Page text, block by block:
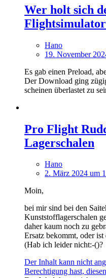
Wer holt sich
Flightsimulator
Hano
19. November
Es gab einen Preload,
Der Download ging
scheinen überlastet zu
Pro Flight
Lagerschalen
Hano
2. März 2024 um
Moin,
bei mir sind bei den
Kunststofflagerschalen
daher kaum noch zu
Ersatz bekommt, oder
(Hab ich leider nicht:-()?
Der Inhalt kann nicht
Berechtigung hast,